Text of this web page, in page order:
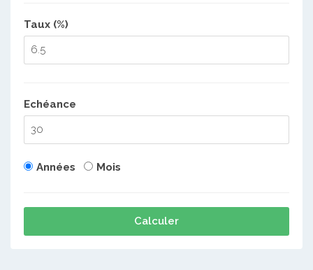
Taux (%)
Echéance
Années Mois
Calculer